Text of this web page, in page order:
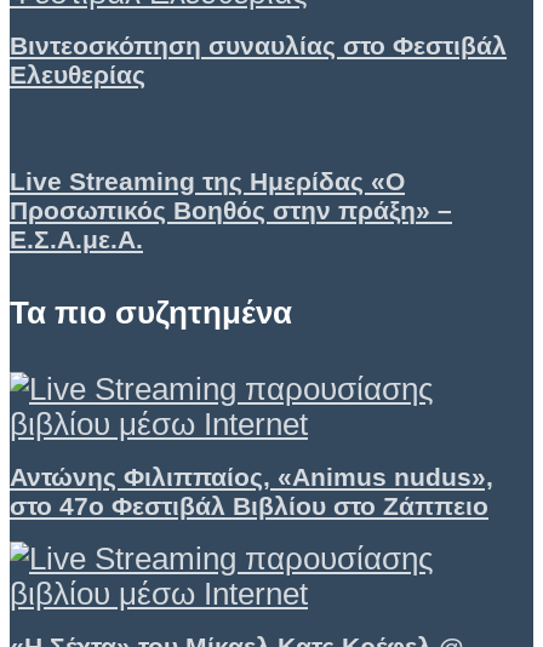
Βιντεοσκόπηση συναυλίας στο Φεστιβάλ
Ελευθερίας
Live Streaming της Ημερίδας «Ο
Προσωπικός Βοηθός στην πράξη» –
Ε.Σ.Α.με.Α.
Τα πιο συζητημένα
Αντώνης Φιλιππαίος, «Animus nudus»,
στο 47ο Φεστιβάλ Βιβλίου στο Ζάππειο